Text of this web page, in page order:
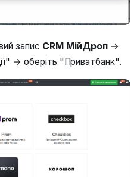
запис CRM МійДроп →
→ оберіть "Приватбанк".